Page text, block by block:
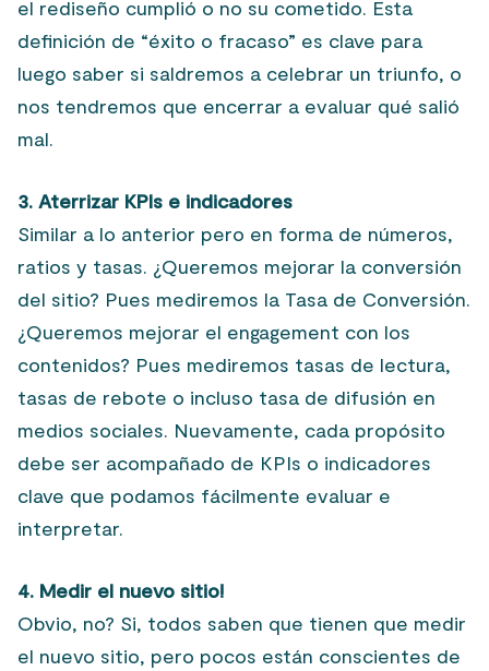
el rediseño cumplió o no su cometido. Esta
definición de “éxito o fracaso” es clave para
luego saber si saldremos a celebrar un triunfo, o
nos tendremos que encerrar a evaluar qué salió
mal.
3. Aterrizar KPIs e indicadores
Similar a lo anterior pero en forma de números,
ratios y tasas. ¿Queremos mejorar la conversión
del sitio? Pues mediremos la Tasa de Conversión.
¿Queremos mejorar el engagement con los
contenidos? Pues mediremos tasas de lectura,
tasas de rebote o incluso tasa de difusión en
medios sociales. Nuevamente, cada propósito
debe ser acompañado de KPIs o indicadores
clave que podamos fácilmente evaluar e
interpretar.
4. Medir el nuevo sitio!
Obvio, no? Si, todos saben que tienen que medir
el nuevo sitio, pero pocos están conscientes de